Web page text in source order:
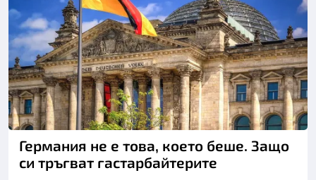
Германия не е това, което беше. Защо
си тръгват гастарбайтерите